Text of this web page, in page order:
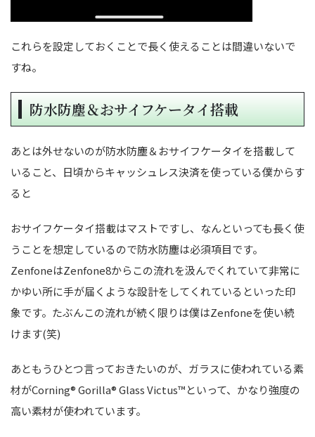
これらを設定しておくことで長く使えることは間違いないで
すね。
防水防塵＆おサイフケータイ搭載
あとは外せないのが防水防塵＆おサイフケータイを搭載して
いること、日頃からキャッシュレス決済を使っている僕からす
ると
おサイフケータイ搭載はマストですし、なんといっても長く使
うことを想定しているので防水防塵は必須項目です。
ZenfoneはZenfone8からこの流れを汲んでくれていて非常に
かゆい所に手が届くような設計をしてくれているといった印
象です。たぶんこの流れが続く限りは僕はZenfoneを使い続
けます(笑)
あともうひとつ言っておきたいのが、ガラスに使われている素
材がCorning® Gorilla® Glass Victus™といって、かなり強度の
高い素材が使われています。